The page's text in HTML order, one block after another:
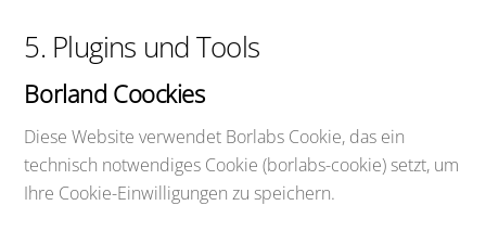
5. Plugins und Tools
Borland Coockies
Diese Website verwendet Borlabs Cookie, das ein
technisch notwendiges Cookie (borlabs-cookie) setzt, um
Ihre Cookie-Einwilligungen zu speichern.